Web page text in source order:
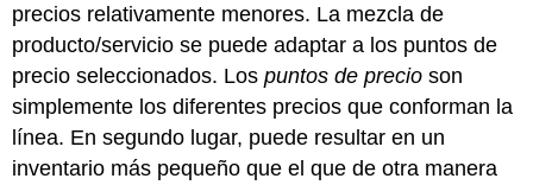
precios relativamente menores. La mezcla de
producto/servicio se puede adaptar a los puntos de
precio seleccionados. Lospuntos de precio son
simplemente los diferentes precios que conforman la
línea. En segundo lugar, puede resultar en un
inventario más pequeño que el que de otra manera